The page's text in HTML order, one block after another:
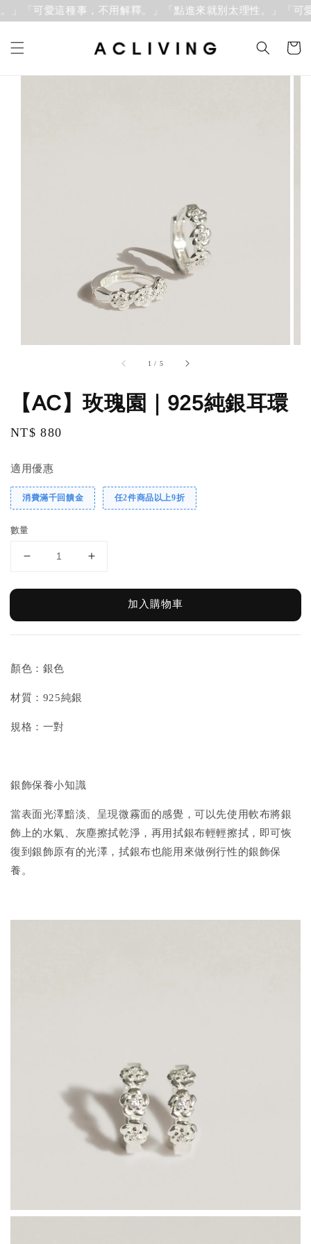
「可愛這種事，不用解釋。」 「點進來就別太理性。」「可
1 / 5
【AC】玫瑰園｜925純銀耳環
Regular
NT$ 880
適用優惠
消費滿千回饋金 任2件商品以上9折
數量
加入購物車
顏色：銀色
材質：925純銀
規格：一對
銀飾保養小知識
當表面光澤黯淡、呈現微霧面的感覺，可以先使用軟布將銀
飾上的水氣、灰塵擦拭乾淨，再用拭銀布輕輕擦拭，即可恢
復到銀飾原有的光澤，拭銀布也能用來做例行性的銀飾保
養。